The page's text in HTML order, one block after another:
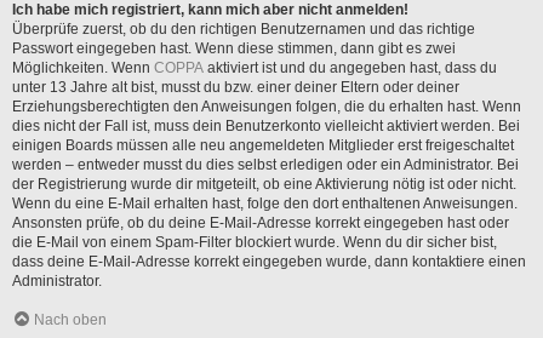
Ich habe mich registriert, kann mich aber nicht anmelden!
Überprüfe zuerst, ob du den richtigen Benutzernamen und das richtige
Passwort eingegeben hast. Wenn diese stimmen, dann gibt es zwei
Möglichkeiten. Wenn COPPA aktiviert ist und du angegeben hast, dass du
unter 13 Jahre alt bist, musst du bzw. einer deiner Eltern oder deiner
Erziehungsberechtigten den Anweisungen folgen, die du erhalten hast. Wenn
dies nicht der Fall ist, muss dein Benutzerkonto vielleicht aktiviert werden. Bei
einigen Boards müssen alle neu angemeldeten Mitglieder erst freigeschaltet
werden – entweder musst du dies selbst erledigen oder ein Administrator. Bei
der Registrierung wurde dir mitgeteilt, ob eine Aktivierung nötig ist oder nicht.
Wenn du eine E-Mail erhalten hast, folge den dort enthaltenen Anweisungen.
Ansonsten prüfe, ob du deine E-Mail-Adresse korrekt eingegeben hast oder
die E-Mail von einem Spam-Filter blockiert wurde. Wenn du dir sicher bist,
dass deine E-Mail-Adresse korrekt eingegeben wurde, dann kontaktiere einen
Administrator.
Nach oben